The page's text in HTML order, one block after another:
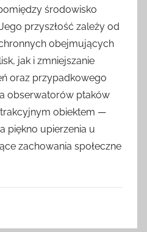
środowisko
przyszłość zależy od
obejmujących
jak i zmniejszanie
oraz przypadkowego
obserwatorów ptaków
obiektem —
piękno upierzenia u
zachowania społeczne